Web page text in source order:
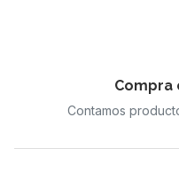
Compra
Contamos